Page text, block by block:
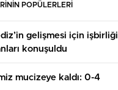
POPÜLERLERİ
gelişmesi için işbirliği
konuşuldu
mucizeye kaldı: 0-4